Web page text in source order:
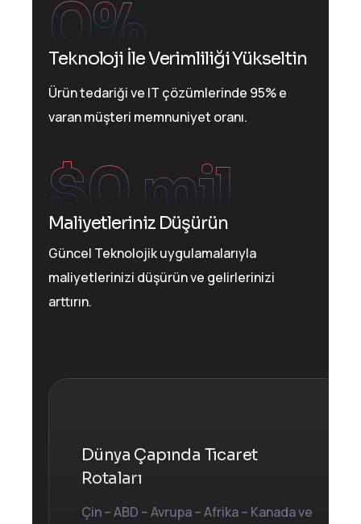
0%
Teknoloji İle Verimliliği Yükseltin
Ürün tedariği ve IT çözümlerinde 95% e
varan müşteri memnuniyet oranı.
$0 mil
Maliyetleriniz Düşürün
Güncel Teknolojik uygulamalarıyla
maliyetlerinizi düşürün ve gelirlerinizi
arttırın.
Dünya Çapında Ticaret
Rotaları
Çin – ABD – Avrupa – Afrika – Kanada ve